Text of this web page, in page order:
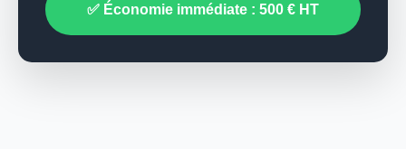
✅ Économie immédiate : 500 € HT